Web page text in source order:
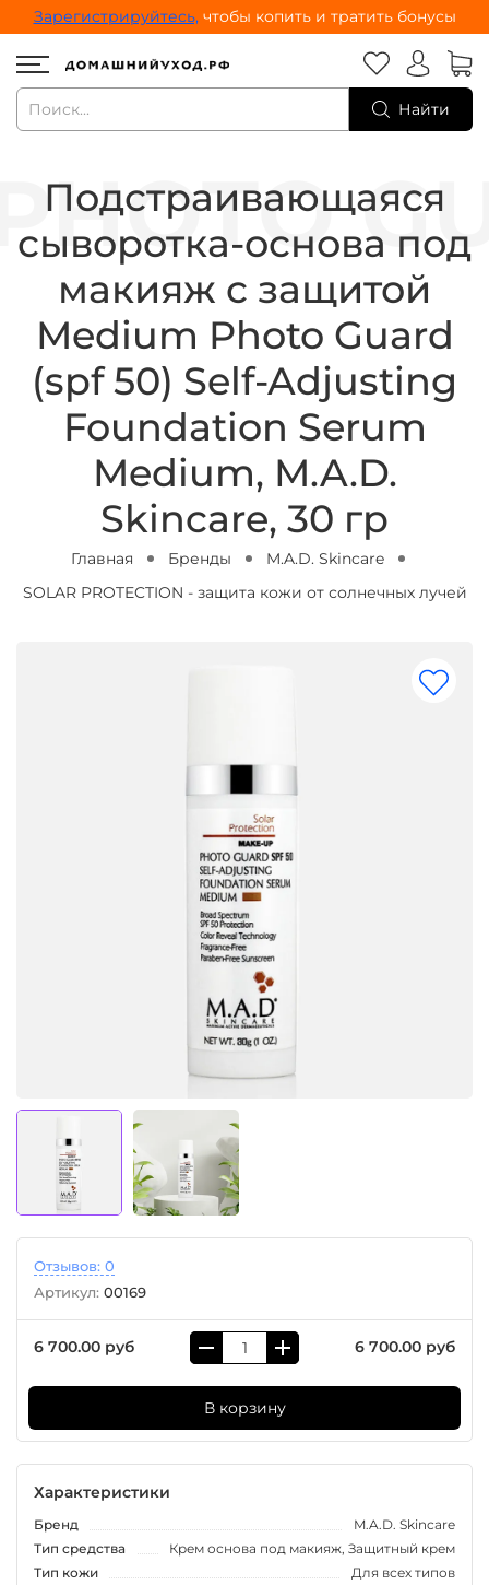
Зарегистрируйтесь,чтобы копить и тратить бонусы
Найти
Подстраивающаяся
сыворотка-основа под
макияж с защитой
Medium Photo Guard
(spf 50) Self-Adjusting
Foundation Serum
Medium, M.A.D.
Skincare, 30 гр
Главная Бренды
M.A.D. Skincare
SOLAR PROTECTION - защита кожи от солнечных лучей
Отзывов: 0
Артикул: 00169
6 700.00 руб 6 700.00 руб
В корзину
Характеристики
Бренд
M.A.D. Skincare
Тип средства
Крем основа под макияж, Защитный крем
Тип кожи
Для всех типов